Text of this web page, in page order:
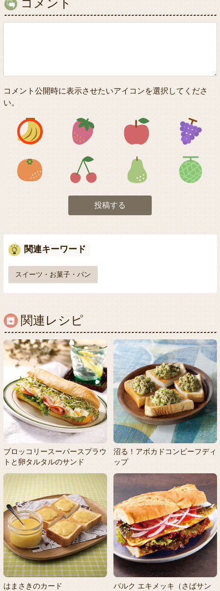
コメント
コメント公開時に表示させたいアイコンを選択してくださ
い。
アイコン1 アイコン2 アイコン3
アイコン5 アイコン6 アイコン7
投稿する
関連キーワード
スイーツ・お菓子・パン
関連レシピ
ブロッコリースーパースプラウ
トと卵タルタルのサンド
沼る！アボカドコンビーフディ
ップ
はまさきのカード
バルク エキメッキ（さばサン